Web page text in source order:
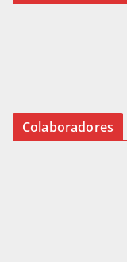
Colaboradores